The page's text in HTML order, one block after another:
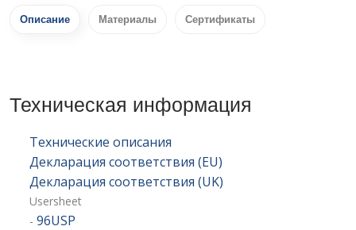
Описание Материалы Сертификаты
Техническая информация
Технические описания
Декларация соответствия (EU)
Декларация соответствия (UK)
Usersheet
- 96USP